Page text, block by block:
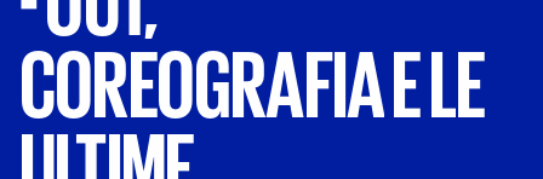
COREOGRAFIAELE
ULTIME